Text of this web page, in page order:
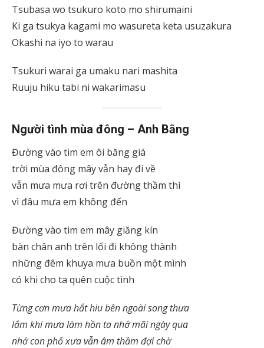
Tsubasa wo tsukuro koto mo shirumaini
Ki ga tsukya kagami mo wasureta keta usuzakura
Okashi na iyo to warau
Tsukuri warai ga umaku nari mashita
Ruuju hiku tabi ni wakarimasu
Người tình mùa đông – Anh Bằng
Đường vào tim em ôi băng giá
trời mùa đông mây vẫn hay đi về
vẫn mưa mưa rơi trên đường thầm thì
vì đâu mưa em không đến
Đường vào tim em mây giăng kín
bàn chân anh trên lối đi không thành
những đêm khuya mưa buồn một mình
có khi cho ta quên cuộc tình
Từng cơn mưa hắt hiu bên ngoài song thưa
lắm khi mưa làm hồn ta nhớ mãi ngày qua
nhớ con phố xưa vẫn âm thầm đợi chờ